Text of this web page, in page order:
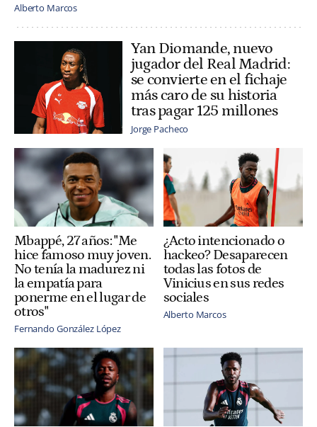
Alberto Marcos
Yan Diomande, nuevo
jugador del Real Madrid:
se convierte en el fichaje
más caro de su historia
tras pagar 125 millones
Jorge Pacheco
Mbappé, 27 años: "Me
hice famoso muy joven.
No tenía la madurez ni
la empatía para
ponerme en el lugar de
otros"
Fernando González López
¿Acto intencionado o
hackeo? Desaparecen
todas las fotos de
Vinicius en sus redes
sociales
Alberto Marcos